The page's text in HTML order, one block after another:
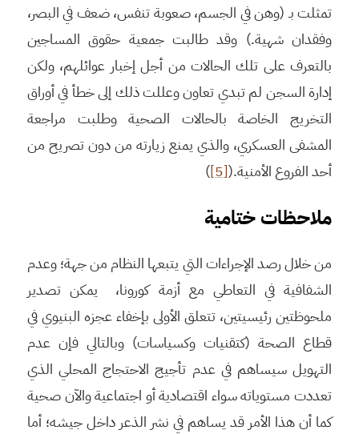
تمثلت بـ (وهن في الجسم، صعوبة تنفس، ضعف في البصر،
وفقدان شهية.) وقد طالبت جمعية حقوق المساجين
بالتعرف على تلك الحالات من أجل إخبار عوائلهم، ولكن
إدارة السجن لم تبدي تعاون وعللت ذلك إلى خطأ في أوراق
التخريج الخاصة بالحالات الصحية وطلبت مراجعة
المشفى العسكري، والذي يمنع زيارته من دون تصريح من
أحد الفروع الأمنية.([5]
)
ملاحظات ختامية
من خلال رصد الإجراءات التي يتبعها النظام من جهة؛ وعدم
الشفافية في التعاطي مع أزمة كورونا، يمكن تصدير
ملحوظتين رئيسيتين، تتعلق الأولى بإخفاء عجزه البنيوي في
قطاع الصحة (كتقنيات وكسياسات) وبالتالي فإن عدم
التهويل سيساهم في عدم تأجيج الاحتجاج المحلي الذي
تعددت مستوياته سواء اقتصادية أو اجتماعية والآن صحية
كما أن هذا الأمر قد يساهم في نشر الذعر داخل جيشه؛ أما